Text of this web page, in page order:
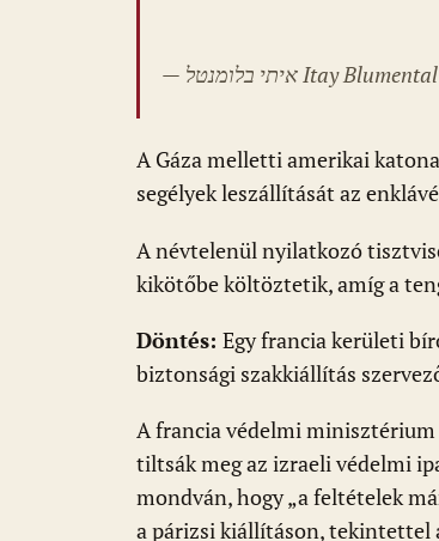
Itay
A Gáza melletti amerikai
segélyek leszállítását az
A névtelenül nyilatkozó
kikötőbe költöztetik, amíg a
Döntés: Egy francia kerületi
biztonsági szakkiállítás
A francia védelmi
tiltsák meg az izraeli védelmi
mondván, hogy „a feltételek
a párizsi kiállításon, tekintettel